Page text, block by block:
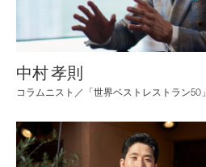
中村 孝則
コラムニスト／「世界ベストレストラン50」